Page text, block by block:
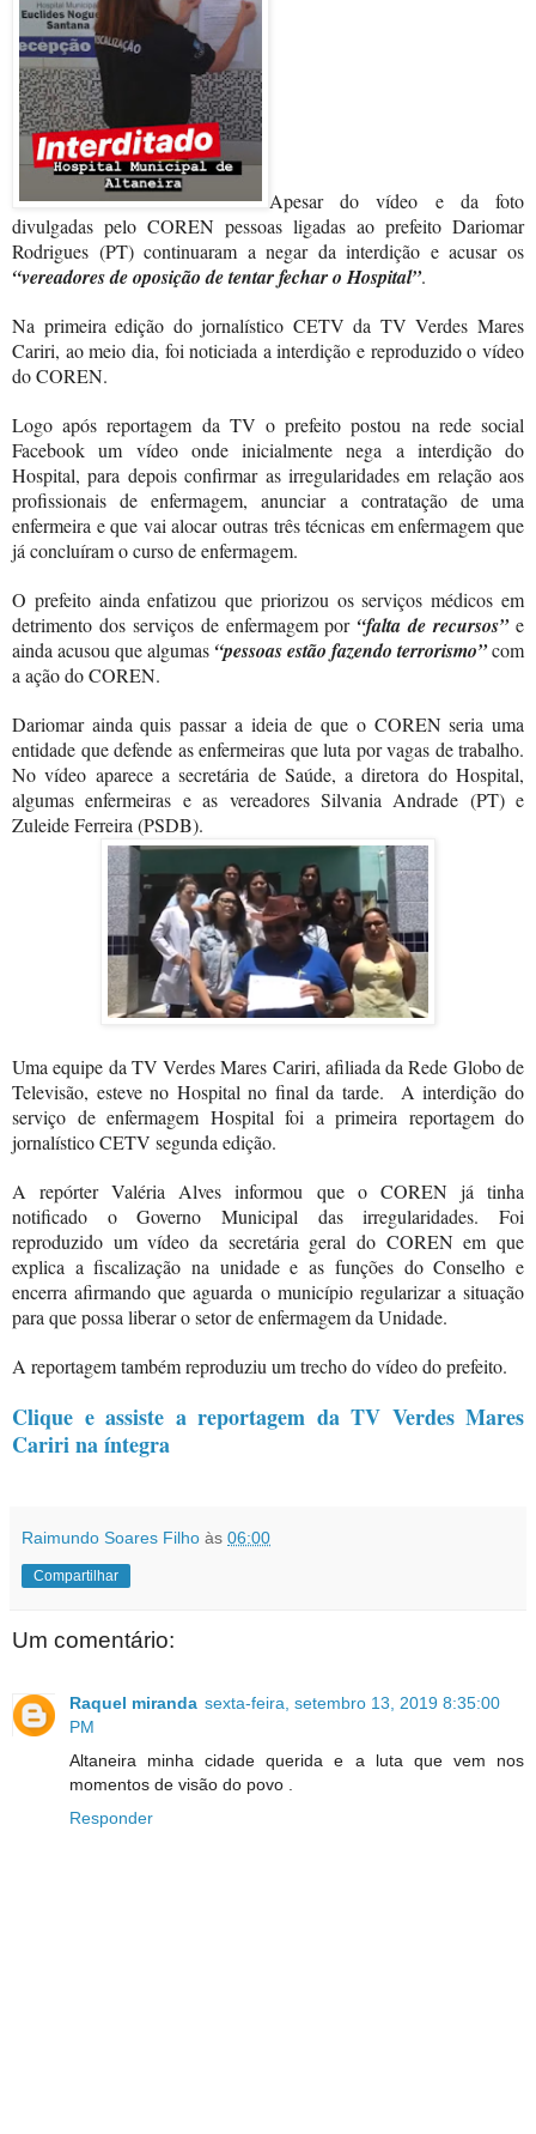
Apesar do vídeo e da foto
divulgadas pelo COREN pessoas ligadas ao prefeito Dariomar
Rodrigues (PT) continuaram a negar da interdição e acusar os
“vereadores de oposição de tentar fechar o Hospital”.
Na primeira edição do jornalístico CETV da TV Verdes Mares
Cariri, ao meio dia, foi noticiada a interdição e reproduzido o vídeo
do COREN.
Logo após reportagem da TV o prefeito postou na rede social
Facebook um vídeo onde inicialmente nega a interdição do
Hospital, para depois confirmar as irregularidades em relação aos
profissionais de enfermagem, anunciar a contratação de uma
enfermeira e que vai alocar outras três técnicas em enfermagem que
já concluíram o curso de enfermagem.
O prefeito ainda enfatizou que priorizou os serviços médicos em
detrimento dos serviços de enfermagem por “falta de recursos”e
ainda acusou que algumas “pessoas estão fazendo terrorismo”com
a ação do COREN.
Dariomar ainda quis passar a ideia de que o COREN seria uma
entidade que defende as enfermeiras que luta por vagas de trabalho.
No vídeo aparece a secretária de Saúde, a diretora do Hospital,
algumas enfermeiras e as vereadores Silvania Andrade (PT) e
Zuleide Ferreira (PSDB).
Uma equipe da TV Verdes Mares Cariri, afiliada da Rede Globo de
Televisão, esteve no Hospital no final da tarde.
A interdição do
serviço de enfermagem Hospital foi a primeira reportagem do
jornalístico CETV segunda edição.
A repórter Valéria Alves informou que o COREN já tinha
notificado o Governo Municipal das irregularidades. Foi
reproduzido um vídeo da secretária geral do COREN em que
explica a fiscalização na unidade e as funções do Conselho e
encerra afirmando que aguarda o município regularizar a situação
para que possa liberar o setor de enfermagem da Unidade.
A reportagem também reproduziu um trecho do vídeo do prefeito.
Clique e assiste a reportagem da TV Verdes Mares
Cariri na íntegra
Raimundo Soares Filho às 06:00
Compartilhar
Um comentário:
Raquel miranda sexta-feira, setembro 13, 2019 8:35:00
PM
Altaneira minha cidade querida e a luta que vem nos
momentos de visão do povo .
Responder